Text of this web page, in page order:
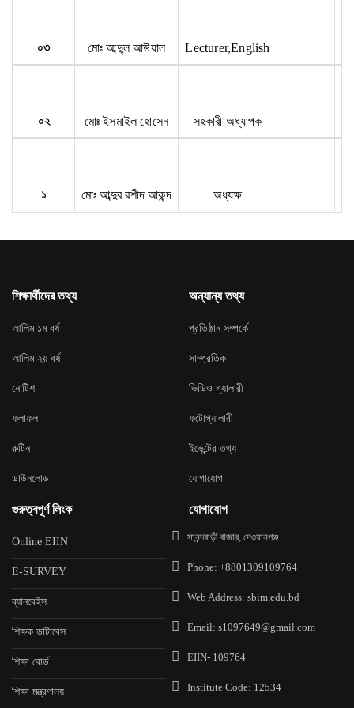
০৩ মোঃ আব্দু্ল আউয়াল Lecturer,English
০২ মোঃ ইসমাইল হোসেন সহকারী অধ্যাপক
১ মোঃ আব্দুর রশীদ আকন্দ অধ্যক্ষ
শিক্ষার্থীদের তথ্য
আলিম ১ম বর্ষ
আলিম ২য় বর্ষ
নোটিশ
ফলাফল
রুটিন
ডাউনলোড
অন্যান্য তথ্য
প্রতিষ্ঠান সম্পর্কে
সাম্প্রতিক
ভিডিও গ্যালারী
ফটোগ্যালারী
ইভেন্টের তথ্য
যোগাযোগ
গুরুত্বপূর্ণ লিংক
Online EIIN
E-SURVEY
ব্যানবেইস
শিক্ষক ডাটাবেস
শিক্ষা বোর্ড
শিক্ষা মন্ত্রণালয়
যোগাযোগ
সানন্দবাড়ী বাজার, দেওয়ানগঞ্জ
Phone: +8801309109764
Web Address: sbim.edu.bd
Email: s1097649@gmail.com
EIIN- 109764
Institute Code: 12534